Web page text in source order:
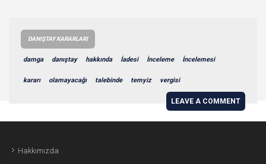
DANIŞTAY KARARLARI
damga danıştay hakkında İadesi İnceleme İncelemesi
kararı olamayacağı talebinde temyiz vergisi
LEAVE A COMMENT
Hakkımızda